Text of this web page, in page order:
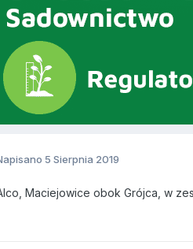
5 Sierpnia 2019
Maciejowice obok Grójca, w